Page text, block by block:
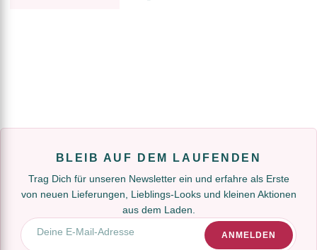
BLEIB AUF DEM LAUFENDEN
Trag Dich für unseren Newsletter ein und erfahre als Erste
von neuen Lieferungen, Lieblings-Looks und kleinen Aktionen
aus dem Laden.
E-Mail-Adresse
ANMELDEN